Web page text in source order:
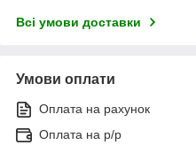
Всі умови доставки
Умови оплати
Оплата на рахунок
Оплата на р/р